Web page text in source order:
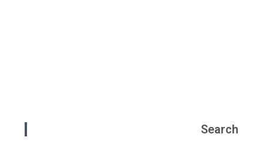
Search